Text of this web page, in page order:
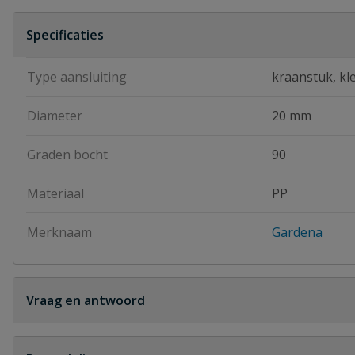
Specificaties
Type aansluiting kraanstuk,
Diameter 20 mm
Graden bocht 90
Materiaal PP
Merknaam Gardena
Vraag en antwoord
Geen vragen